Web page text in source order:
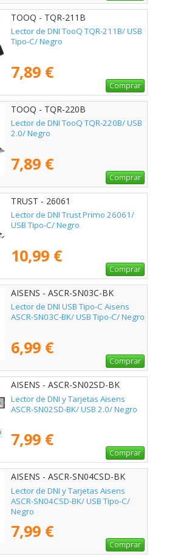
TOOQ - TQR-211B
Lector de DNI TooQ TQR-211B/ USB
Tipo-C/ Negro
7,89 €
Comprar
TOOQ - TQR-220B
Lector de DNI TooQ TQR-220B/ USB
2.0/ Negro
7,89 €
Comprar
TRUST - 26061
Lector de DNI Trust Primo 26061/
USB Tipo-C/ Negro
10,99 €
Comprar
AISENS - ASCR-SN03C-BK
Lector de DNI USB Tipo-C Aisens
ASCR-SN03C-BK/ USB Tipo-C/ Negro
6,99 €
Comprar
AISENS - ASCR-SN02SD-BK
Lector de DNI y Tarjetas Aisens
ASCR-SN02SD-BK/ USB 2.0/ Negro
7,99 €
Comprar
AISENS - ASCR-SN04CSD-BK
Lector de DNI y Tarjetas Aisens
ASCR-SN04CSD-BK/ USB Tipo-C/
Negro
7,99 €
Comprar